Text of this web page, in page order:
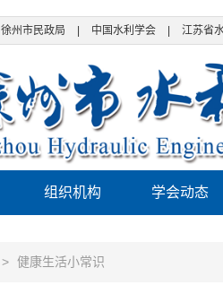
徐州市民政局 中国水利学会 江苏省
组织机构 学会动态
> 健康生活小常识